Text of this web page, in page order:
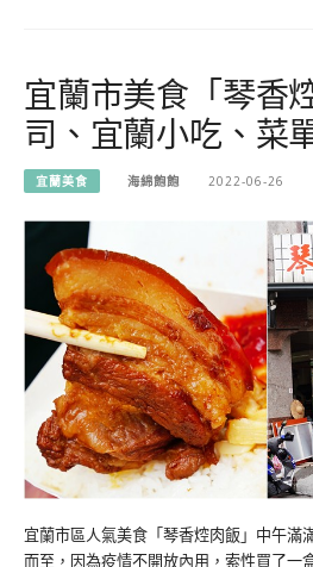
宜蘭市美食「琴香
司、宜蘭小吃、菜
宜蘭美食 海綿飽飽 2022-06-26
宜蘭市區人氣美食「琴香焢肉飯」中午滿
而至，因為疫情不開放內用，索性買了一